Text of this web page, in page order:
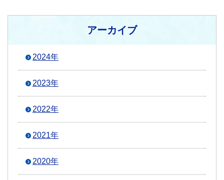
アーカイブ
2024年
2023年
2022年
2021年
2020年